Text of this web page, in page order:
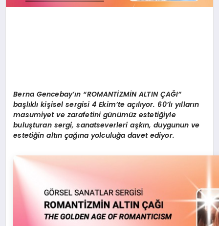
Berna Gencebay’ın “ROMANTİZMİN ALTIN ÇAĞI”
başlıklı kişisel sergisi 4 Ekim’te açılıyor. 60’lı yılların
masumiyet ve zarafetini günümüz estetiğiyle
buluşturan sergi, sanatseverleri aşkın, duygunun ve
estetiğin altın çağına yolculuğa davet ediyor.